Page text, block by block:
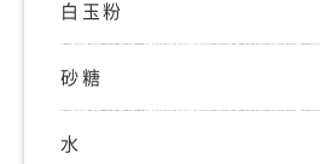
白玉粉
砂糖
水